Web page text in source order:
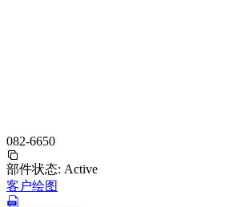
082-6650
部件状态: Active
客户绘图